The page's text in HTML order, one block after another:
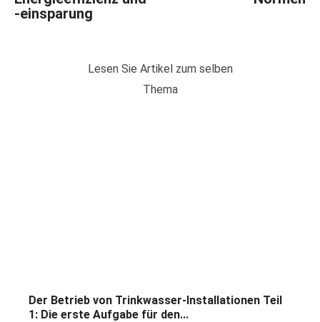
-einsparung
Lesen Sie Artikel zum selben
Thema
Der Betrieb von Trinkwasser-Installationen Teil
1: Die erste Aufgabe für den...